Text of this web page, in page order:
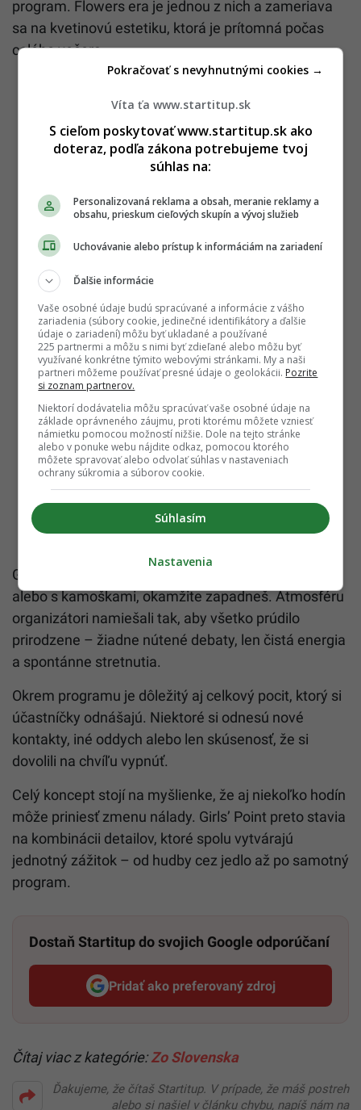
program. Flowers era je jednou z nich a zameriava
sa na kvetinovú estetiku, ktorá je prítomná počas
celého večera.
Girls’ Point je hlavne o komunite. Či dorazíš sólo,
alebo s kamoškami, okamžite zapadneš. Atmosféru
organizátori namiešali tak, aby všetko prúdilo
prirodzene – žiadne nútené debaty, len čistá energia
a spontánne stretnutia.
Okrem programu je dôležitý aj celkový pocit, ktorý si
účastníčky odnášajú. Niektoré si odnesú nové
kontakty, iné oddych alebo len skúsenosť, že si
dovolili na chvíľu vypnúť.
Celý koncept stojí na myšlienke, že aj niekoľko hodín
môže priniesť zmenu nálady. Girls’ Point preto stavia
na kombinácii detailov, ktoré spolu vytvárajú
jednotný zážitok – od hudby cez jedlo až po samotný
program.
Dostaň Startitup do svojich Google odporúčaní
Pridať ako preferovaný zdroj
Startitup, odkaz sa otvorí v
Čítaj viac z kategórie:Zo Slovenska
Ďakujeme, že čítaš Startitup. V prípade, že máš postreh
alebo si našiel v článku chybu, napíš nám na
Víta ťa www.startitup.sk
S cieľom poskytovať www.startitup.sk ako
doteraz, podľa zákona potrebujeme tvoj
súhlas na:
Personalizovaná reklama a obsah, meranie reklamy a
obsahu, prieskum cieľových skupín a vývoj služieb
Uchovávanie alebo prístup k informáciám na zariadení
Ďalšie informácie
Vaše osobné údaje budú spracúvané a informácie z vášho
zariadenia (súbory cookie, jedinečné identifikátory a ďalšie
údaje o zariadení) môžu byť ukladané a používané
225 partnermi a môžu s nimi byť zdieľané alebo môžu byť
využívané konkrétne týmito webovými stránkami. My a naši
partneri môžeme používať presné údaje o geolokácii. Pozrite
si zoznam partnerov.
Niektorí dodávatelia môžu spracúvať vaše osobné údaje na
základe oprávneného záujmu, proti ktorému môžete vzniesť
námietku pomocou možností nižšie. Dole na tejto stránke
alebo v ponuke webu nájdite odkaz, pomocou ktorého
môžete spravovať alebo odvolať súhlas v nastaveniach
ochrany súkromia a súborov cookie.
Súhlasím
Pokračovať s nevyhnutnými cookies →
Nastavenia